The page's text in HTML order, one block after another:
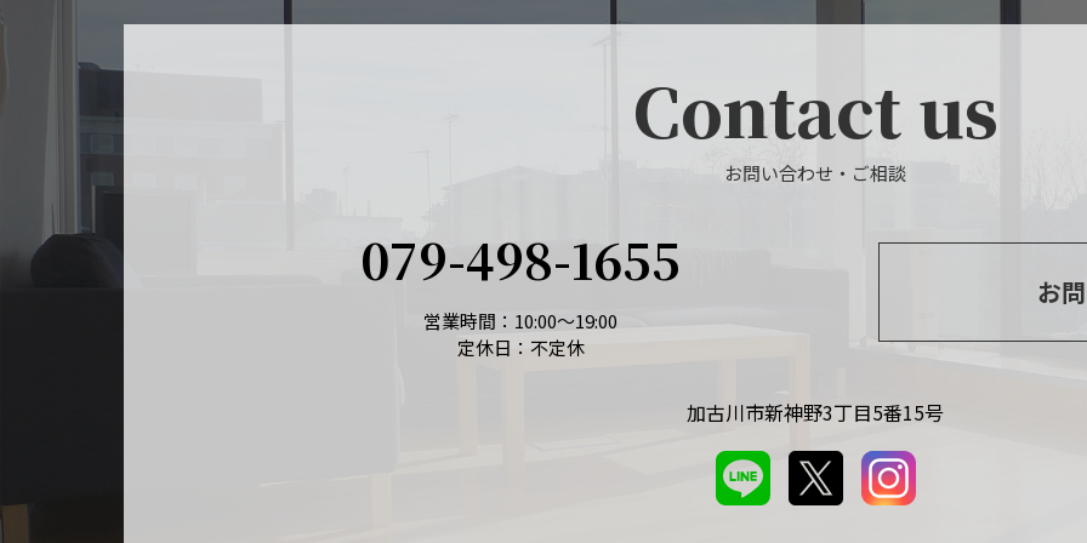
Contact us
お問い合わせ・ご相談
079-498-1655
営業時間：10:00～19:00
定休日：不定休
お
加古川市新神野3丁目5番15号